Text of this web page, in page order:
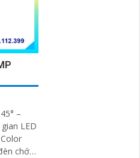
–
LED
chớp